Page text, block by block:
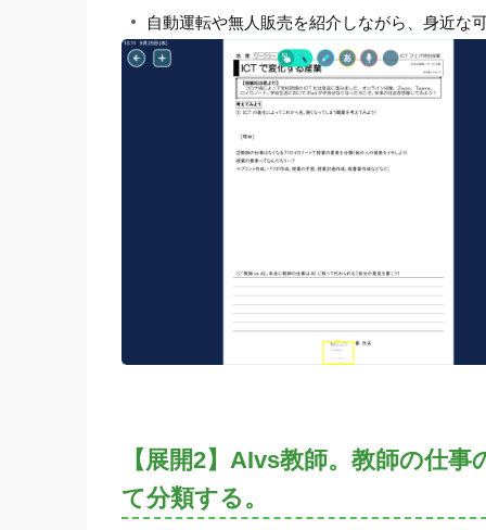
自動運転や無人販売を紹介しながら、身近な
【展開2】AIvs教師。教師の仕
て分類する。